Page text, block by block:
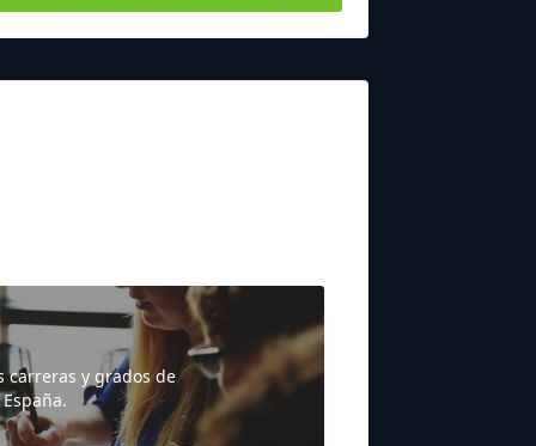
carreras y grados de